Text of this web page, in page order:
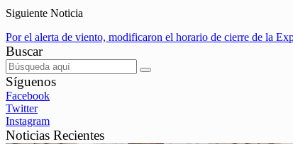
Siguiente Noticia
Por el alerta de viento, modificaron el horario de cierre de la
Buscar
Síguenos
Facebook
Twitter
Instagram
Noticias Recientes